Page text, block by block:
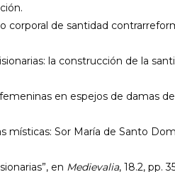
corporal de santidad
la construcción de la
en espejos de damas
místicas: Sor María de Santo
en Medievalia, 18.2, pp.